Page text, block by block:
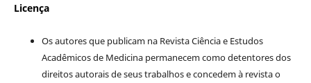
Licença
Os autores que publicam na Revista Ciência e Estudos
Acadêmicos de Medicina permanecem como detentores dos
direitos autorais de seus trabalhos e concedem à revista o